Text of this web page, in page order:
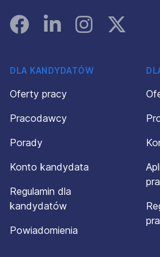
FacebookLinked InInstagramInstagram
DLA KANDYDATÓW
Oferty pracy
Pracodawcy
Porady
Konto kandydata
Regulamin dla
kandydatów
Powiadomienia